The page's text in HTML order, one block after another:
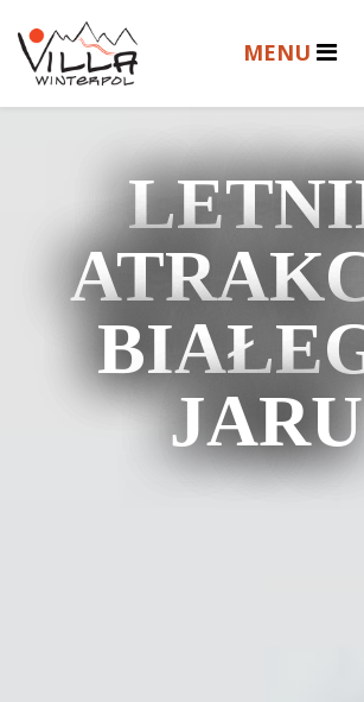
JARU